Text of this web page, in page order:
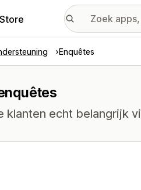
Enquêtes
klanten echt belangrijk